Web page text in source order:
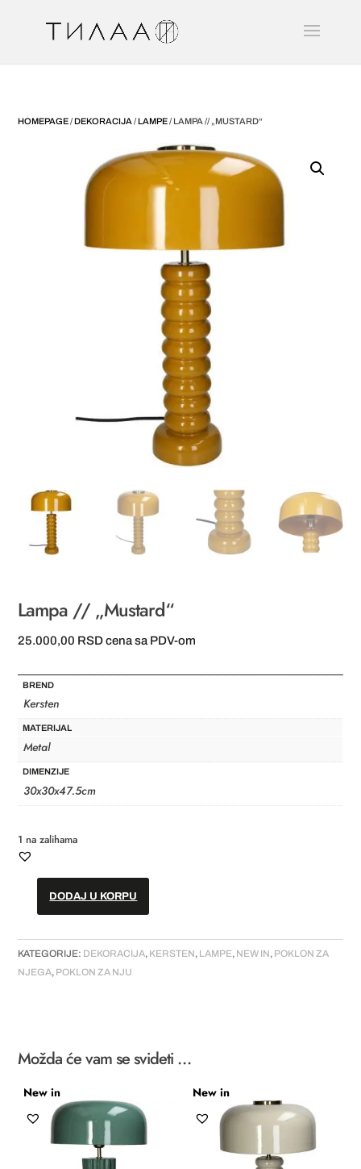
HOMEPAGE/DEKORACIJA /LAMPE/ LAMPA // „MUSTARD“
Lampa // „Mustard“
25.000,00 RSD cena sa PDV-om
BREND
Kersten
MATERIJAL
Metal
DIMENZIJE
30x30x47.5cm
1 na zalihama
Lampa
"Mustard"
količina
DODAJ U KORPU
KATEGORIJE: DEKORACIJA, KERSTEN, LAMPE, NEW IN, POKLON ZA
NJEGA, POKLON ZA NJU
Možda će vam se svideti …
New in New in